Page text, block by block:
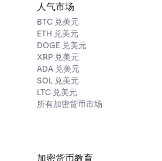
当天一定会到账Kraken账户。充值
的尽职调查，这可能导致资金结算
发送而失败，资金最多可能
回您的银行账户。
行确认您发送的是否为电汇：
账”。
人气市场
BTC 兑美元
ETH 兑美元
DOGE 兑美元
XRP 兑美元
ADA 兑美元
SOL 兑美元
LTC 兑美元
所有加密货币市场
加密货币教育